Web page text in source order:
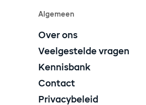
Algemeen
Over ons
Veelgestelde vragen
Kennisbank
Contact
Privacybeleid